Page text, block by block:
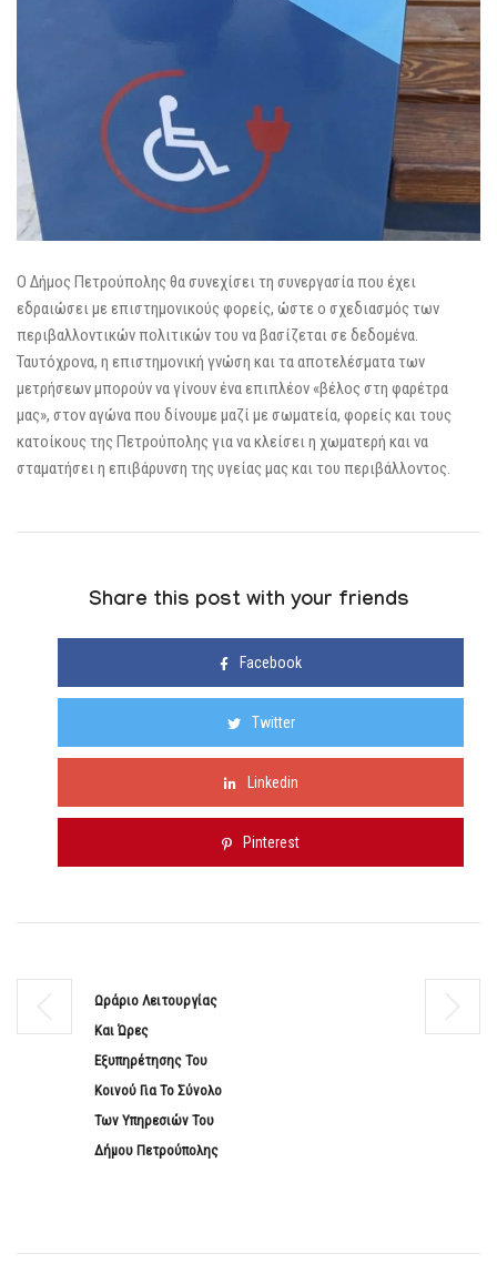
Ο Δήμος Πετρούπολης θα συνεχίσει τη συνεργασία που έχει
εδραιώσει με επιστημονικούς φορείς, ώστε ο σχεδιασμός των
περιβαλλοντικών πολιτικών του να βασίζεται σε δεδομένα.
Ταυτόχρονα, η επιστημονική γνώση και τα αποτελέσματα των
μετρήσεων μπορούν να γίνουν ένα επιπλέον «βέλος στη φαρέτρα
μας», στον αγώνα που δίνουμε μαζί με σωματεία, φορείς και τους
κατοίκους της Πετρούπολης για να κλείσει η χωματερή και να
σταματήσει η επιβάρυνση της υγείας μας και του περιβάλλοντος.
Share this post with your friends
Facebook
Twitter
Linkedin
Pinterest
Ωράριο Λειτουργίας
Και Ώρες
Εξυπηρέτησης Του
Κοινού Για Το Σύνολο
Των Υπηρεσιών Του
Δήμου Πετρούπολης